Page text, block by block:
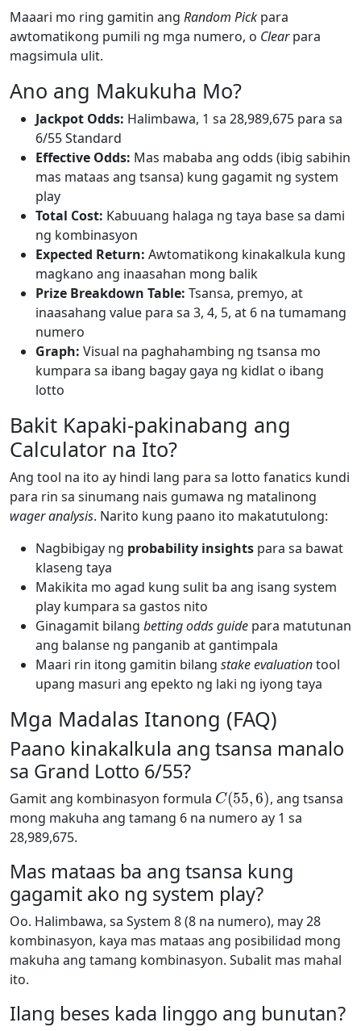
Maaari mo ring gamitin ang Random Pick para
awtomatikong pumili ng mga numero, o Clearpara
magsimula ulit.
Ano ang Makukuha Mo?
Jackpot Odds: Halimbawa, 1 sa 28,989,675 para sa
6/55 Standard
Effective Odds: Mas mababa ang odds (ibig sabihin
mas mataas ang tsansa) kung gagamit ng system
play
Total Cost: Kabuuang halaga ng taya base sa dami
ng kombinasyon
Expected Return: Awtomatikong kinakalkula kung
magkano ang inaasahan mong balik
Prize Breakdown Table: Tsansa, premyo, at
inaasahang value para sa 3, 4, 5, at 6 na tumamang
numero
Graph: Visual na paghahambing ng tsansa mo
kumpara sa ibang bagay gaya ng kidlat o ibang
lotto
Bakit Kapaki-pakinabang ang
Calculator na Ito?
Ang tool na ito ay hindi lang para sa lotto fanatics kundi
para rin sa sinumang nais gumawa ng matalinong
wager analysis. Narito kung paano ito makatutulong:
Nagbibigay ng probability insights para sa bawat
klaseng taya
Makikita mo agad kung sulit ba ang isang system
play kumpara sa gastos nito
Ginagamit bilang betting odds guide para matutunan
ang balanse ng panganib at gantimpala
Maari rin itong gamitin bilang stake evaluationtool
upang masuri ang epekto ng laki ng iyong taya
Mga Madalas Itanong (FAQ)
Paano kinakalkula ang tsansa manalo
sa Grand Lotto 6/55?
Gamit ang kombinasyon formula
C(55 )
, ang tsansa
mong makuha ang tamang 6 na numero ay 1 sa
28,989,675.
Mas mataas ba ang tsansa kung
gagamit ako ng system play?
Oo. Halimbawa, sa System 8 (8 na numero), may 28
kombinasyon, kaya mas mataas ang posibilidad mong
makuha ang tamang kombinasyon. Subalit mas mahal
ito.
Ilang beses kada linggo ang bunutan?